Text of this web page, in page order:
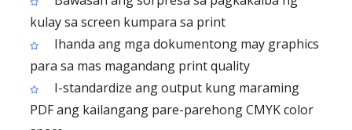
kulay sa screen kumpara sa print
Ihanda ang mga dokumentong may graphics
para sa mas magandang print quality
I-standardize ang output kung maraming
PDF ang kailangang pare-parehong CMYK color